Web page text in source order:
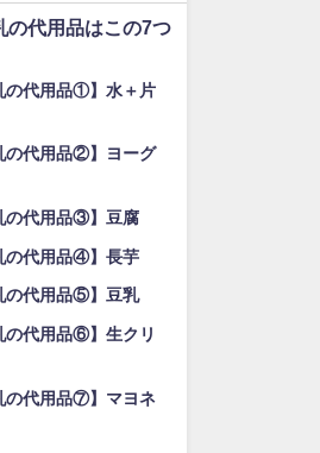
の代用品はこの7つ
の代用品①】水＋片
の代用品②】ヨーグ
の代用品③】豆腐
の代用品④】長芋
の代用品⑤】豆乳
の代用品⑥】生クリ
の代用品⑦】マヨネ